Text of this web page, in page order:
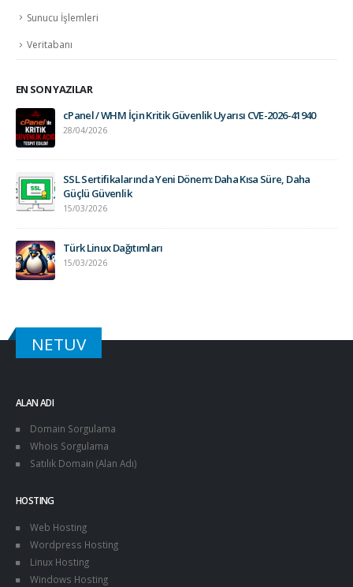
Sunucu İşlemleri
Veritabanı
EN SON YAZILAR
cPanel / WHM İçin Kritik Güvenlik Uyarısı CVE-2026-41940
28/04/2026
SSL Sertifikalarında Yeni Dönem: Daha Kısa Süre, Daha
Güçlü Güvenlik
15/03/2026
Türk Linux Dağıtımları
15/03/2026
NETUV
ALAN ADI
Domain Sorgulama
Whois Sorgulama
Satılık Domain (Alan Adı)
HOSTING
Web Hosting
Wordpress Hosting
Linux Hosting
Windows Hosting